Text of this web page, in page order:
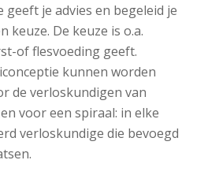
geeft je advies en begeleid je
keuze. De keuze is o.a.
of flesvoeding geeft.
kunnen worden
de verloskundigen van
voor een spiraal: in elke
verloskundige die bevoegd